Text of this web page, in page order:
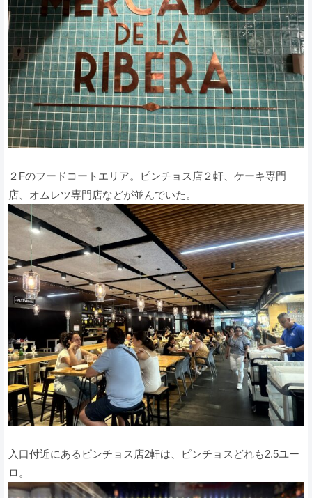
２Fのフードコートエリア。ピンチョス店２軒、ケーキ専門
店、オムレツ専門店などが並んでいた。
入口付近にあるピンチョス店2軒は、ピンチョスどれも2.5ユー
ロ。